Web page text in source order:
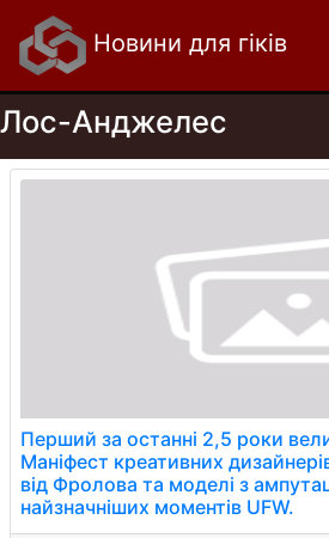
Новини для гіків
Лос-Анджелес
Перший за останні 2,5 роки
Маніфест креативних
від Фролова та моделі з
найзначніших моментів UFW.